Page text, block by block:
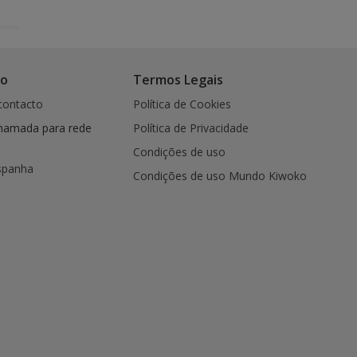
para rede
Termos Legais
Política de Cookies
Política de Privacidade
Condições de uso
Condições de uso Mundo Kiwoko